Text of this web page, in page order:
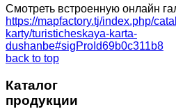
Смотреть встроенную онлайн
https://mapfactory.tj/index.php/
karty/turisticheskaya-karta-
dushanbe#sigProId69b0c311b8
back to top
Каталог
продукции